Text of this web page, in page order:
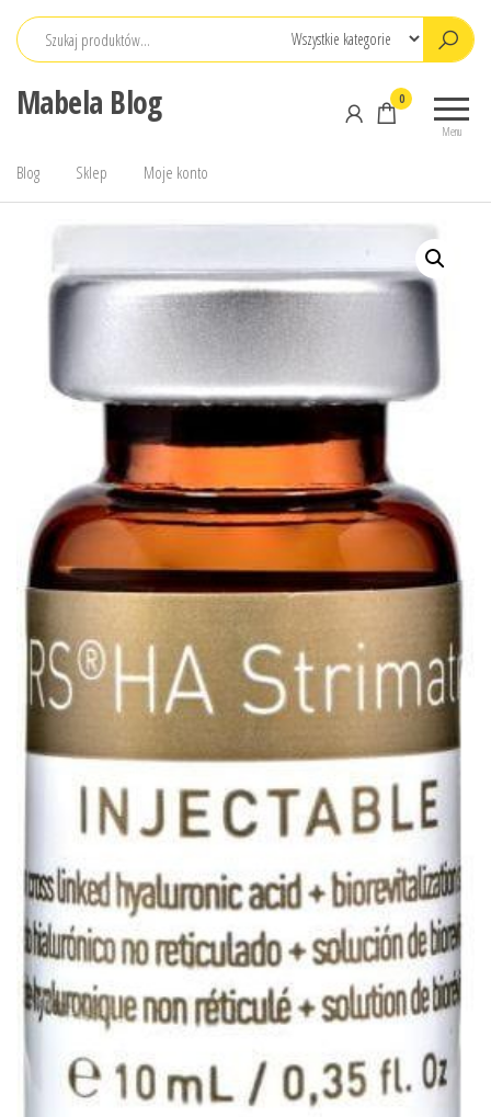
Przejdź
Mabela Blog
Menu
0
Blog Sklep Moje konto